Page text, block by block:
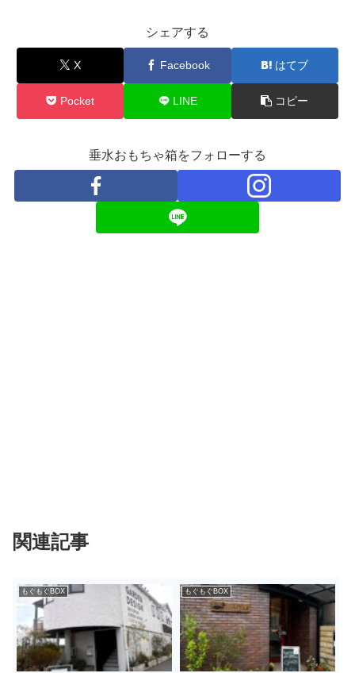
シェアする
X Facebook はてブ
Pocket LINE コピー
垂水おもちゃ箱をフォローする
関連記事
もぐもぐBOX もぐもぐBOX